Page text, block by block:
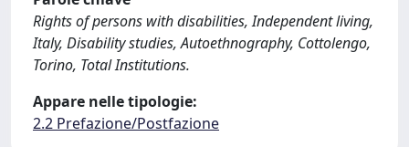
Rights of persons with disabilities, Independent living,
Italy, Disability studies, Autoethnography, Cottolengo,
Torino, Total Institutions.
Appare nelle tipologie:
2.2 Prefazione/Postfazione